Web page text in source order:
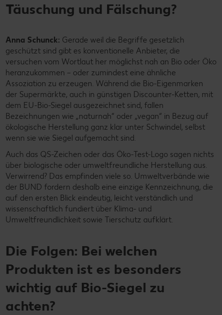
Täuschung und Fälschung?
Anna Schunck: Gerade weil die Begriffe gesetzlich
geschützt sind gibt es konventionelle Anbieter, die
versuchen vom Wortlaut her möglichst nah an Bio oder Öko
heranzukommen – oder zumindest eine ähnliche
Assoziation zu erzeugen. Während die Bio-Eigenmarken
der Supermärkte, auch in günstigen Discounter-Ketten, mit
dem EU-Bio-Siegel ausgezeichnet sind, fallen
Bezeichnungen wie „naturnah“ oder „vegan“ in Bezug auf
ökologische Herstellung ganz klar unter Schwindel, selbst
wenn sie wie Siegel aufgemacht sind.
Auch das QS-Zeichen oder das Öko-Test-Logo sagen nichts
über biologische oder umweltfreundliche Herstellung aus.
Verwirrend? Das empfinden viele so. Umweltverbände wie
der BUND fordern deshalb eine einzige Kennzeichnung, die
auf den ersten Blick eindeutig, leicht verständlich und
wissenschaftlich fundiert über Klima- und
Umweltfreundlichkeit sowie Tierschutz aufklärt.
Die Folgen: Bei welchen
Produkten ist es besonders
wichtig auf Bio-Siegel zu
achten?